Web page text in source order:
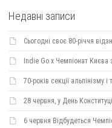
Недавні записи
Сьогодні своє 80-річчя
Indie Go х Чемпіонат Києва
70-років секції альпінізму
28 червня, у День
6 червня Відбудеться